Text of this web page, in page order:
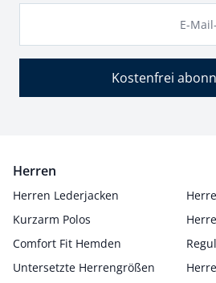
E-
Kostenfrei
Herren
Herren Lederjacken
Kurzarm Polos
Comfort Fit Hemden
Untersetzte Herrengrößen